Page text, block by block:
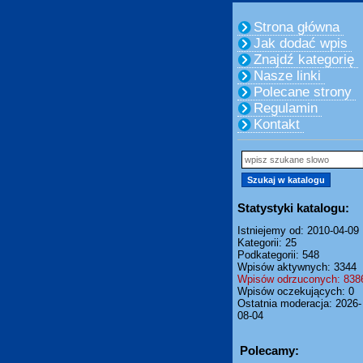
Strona główna
Jak dodać wpis
Znajdź kategorię
Nasze linki
Polecane strony
Regulamin
Kontakt
Statystyki katalogu:
Istniejemy od: 2010-04-09
Kategorii: 25
Podkategorii: 548
Wpisów aktywnych: 3344
Wpisów odrzuconych:
Wpisów oczekujących: 0
Ostatnia moderacja: 2026-
08-04
Polecamy: